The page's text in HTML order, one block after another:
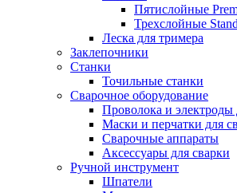
Пятислойные
Трехслойные
Леска для тримера
Заклепочники
Станки
Точильные станки
Сварочное оборудование
Проволока и электроды
Маски и перчатки для
Сварочные аппараты
Аксессуары для сварки
Ручной инструмент
Шпатели